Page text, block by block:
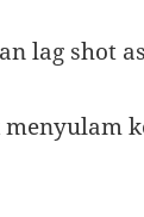
lag shot